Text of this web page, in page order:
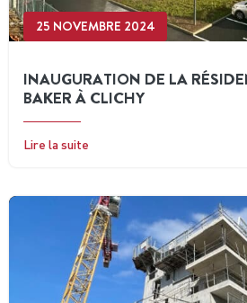
25 NOVEMBRE 2024
INAUGURATION DE LA
BAKER À CLICHY
Lire la suite